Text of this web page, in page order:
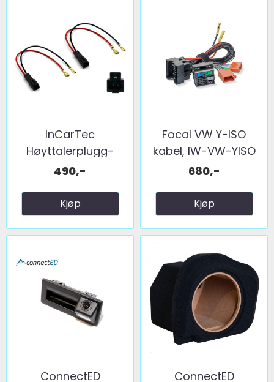
InCarTec
Høyttalerplugg-
adaptere ...
490,-
Kjøp
Focal VW Y-ISO
kabel, IW-VW-YISO
680,-
Kjøp
ConnectED ConnectED